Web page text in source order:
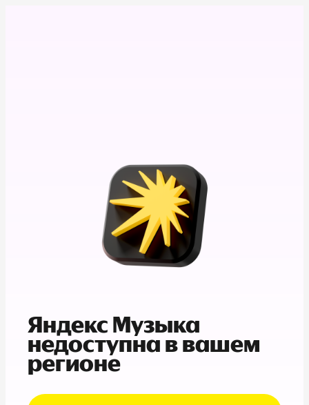
Яндекс Музыка
недоступна в вашем
регионе